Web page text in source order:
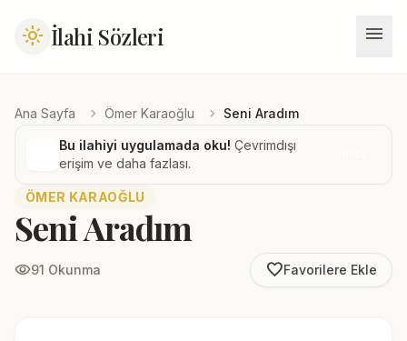
light_mode İlahi Sözleri menu
Ana Sayfa chevron_right Ömer Karaoğlu chevron_right Seni Aradım
Bu ilahiyi uygulamada oku! Çevrimdışı
erişim ve daha fazlası.
ÖMER KARAOĞLU
Seni Aradım
visibility91 Okunma favorite_borderFavorilere Ekle